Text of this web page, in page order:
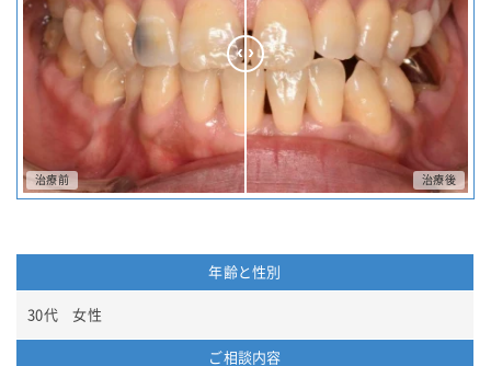
年齢と性別
30代 女性
ご相談内容